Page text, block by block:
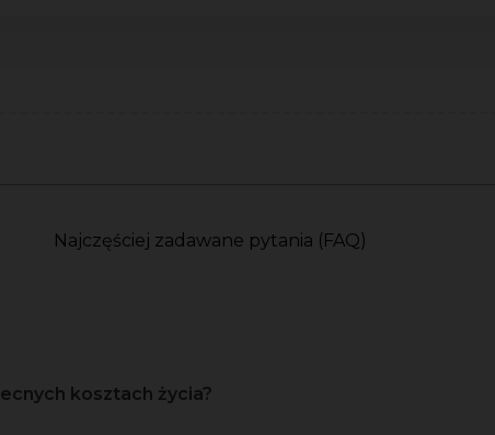
Najczęściej zadawane pytania (FAQ)
kosztach życia?